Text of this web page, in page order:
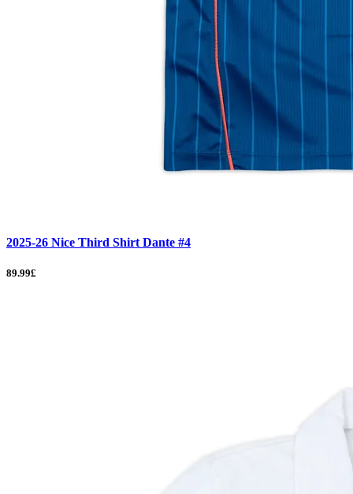
2025-26 Nice Third Shirt Dante #4
89.99£